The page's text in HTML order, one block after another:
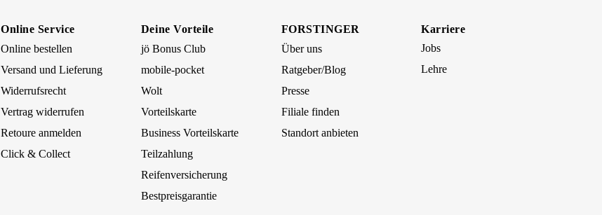
Online Service
Online bestellen
Versand und Lieferung
Widerrufsrecht
Vertrag widerrufen
Retoure anmelden
Click & Collect
Deine Vorteile
jö Bonus Club
mobile-pocket
Wolt
Vorteilskarte
Business Vorteilskarte
Teilzahlung
Reifenversicherung
Bestpreisgarantie
FORSTINGER
Über uns
Ratgeber/Blog
Presse
Filiale finden
Standort anbieten
Karriere
Jobs
Lehre